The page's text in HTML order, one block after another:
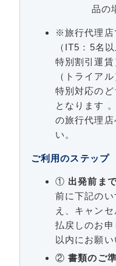
品の
※旅行代理店
（IT5：5名
特別割引運
（トライア
特別対応のど
となります
の旅行代理
い。
ご利用のステップ
① 出発前ま
前に下記のい
え、キャンセ
払戻しのお
以内にお願い
②書類のご